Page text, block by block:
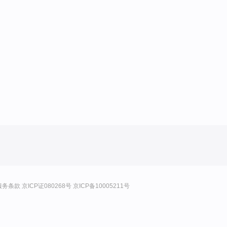
务条款 京ICP证080268号 京ICP备10005211号